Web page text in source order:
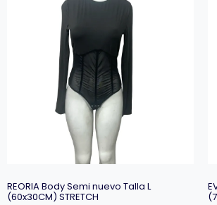
REORIA Body Semi nuevo Talla L
(60x30CM) STRETCH